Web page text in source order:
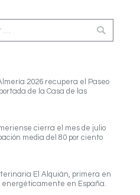
2026 recupera el Paseo
de la Casa de las
cierra el mes de julio
media del 80 por ciento
El Alquián, primera en
en España.